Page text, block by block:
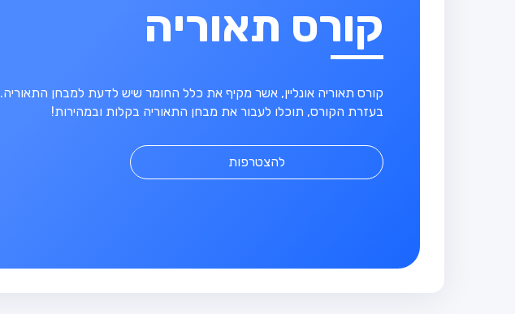
קורס תאוריה
קורס תאוריה אונליין, אשר מקיף את כלל החומר שיש לדעת למבחן התאוריה.
בעזרת הקורס, תוכלו לעבור את מבחן התאוריה בקלות ובמהירות!
להצטרפות